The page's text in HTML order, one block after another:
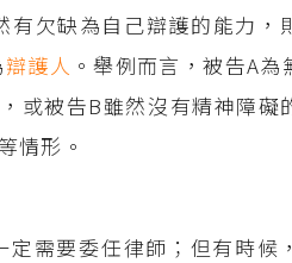
有欠缺為自己辯護的能力，
辯護人 。舉例而言，被告A
，或被告B雖然沒有精神障礙
等情形。
需要委任律師；但有時候